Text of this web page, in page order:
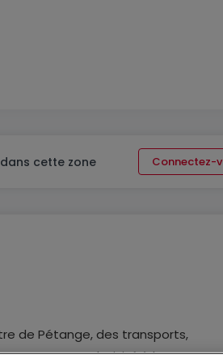
cette zone Connectez-
de Pétange, des transports,
en exclusivité à la vente